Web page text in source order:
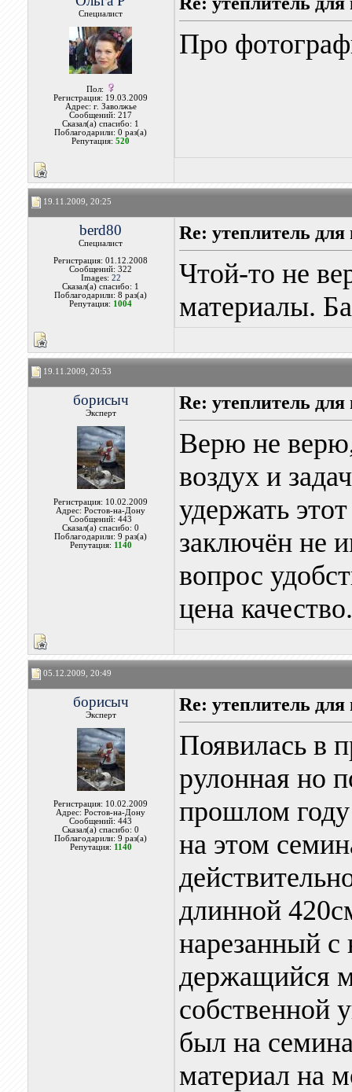
Специалист
Пол:
Регистрация: 19.03.2009
Адрес: г. Заволжье
Сообщений: 217
Сказал(а) спасибо: 1
Поблагодарили: 0 раз(а)
Репутация:520
Про
19.11.2009, 20:25
berd80
Специалист
Регистрация: 01.12.2008
Сообщений: 322
Images: 22
Сказал(а) спасибо: 1
Поблагодарили: 8 раз(а)
Репутация: 1004
Re: утеплитель
Чтой-то не
материалы.
19.11.2009, 20:53
борисыч
Эксперт
Регистрация: 10.02.2009
Адрес: Ростов-на-Дону
Сообщений: 443
Сказал(а) спасибо: 0
Поблагодарили: 9 раз(а)
Репутация: 1140
Re: утеплитель
Верю не
воздух и
удержать
заключён не
вопрос
цена качество.
05.12.2009, 20:49
борисыч
Эксперт
Регистрация: 10.02.2009
Адрес: Ростов-на-Дону
Сообщений: 443
Сказал(а) спасибо: 0
Поблагодарили: 9 раз(а)
Репутация: 1140
Re: утеплитель
Появилась в
рулонная но
прошлом
на этом
длинной
нарезанный с
держащийся
собственной
был на
материал на